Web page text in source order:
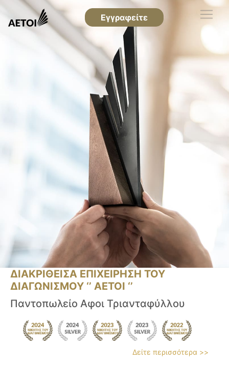
Εγγραφείτε
ΔΙΑΚΡΙΘΕΙΣΑ ΕΠΙΧΕΙΡΗΣΗ ΤΟΥ
ΔΙΑΓΩΝΙΣΜΟΥ ‘’ ΑΕΤΟΙ ‘’
Παντοπωλείο Αφοι Τριανταφύλλου
Δείτε περισσότερα >>